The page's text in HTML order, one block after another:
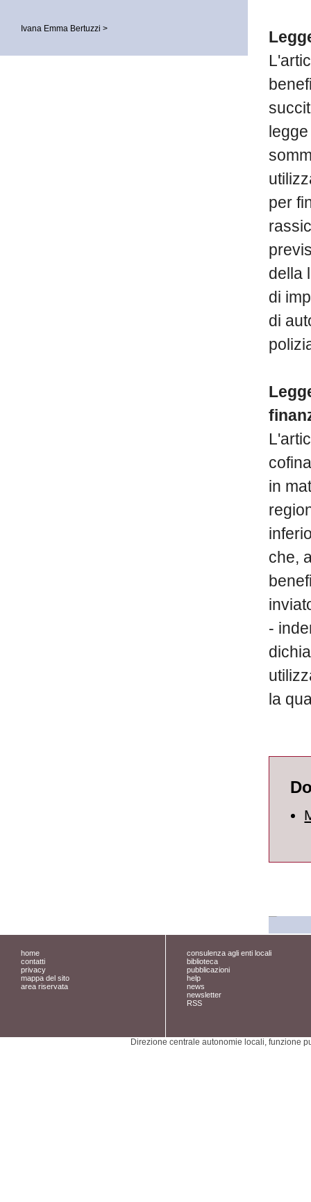
Ivana Emma Bertuzzi >
per
della
di
di
in
che,
-
la
home
contatti
privacy
mappa del sito
area riservata
consulenza agli enti locali
biblioteca
pubblicazioni
help
news
newsletter
RSS
Direzione centrale autonomie locali, funzione